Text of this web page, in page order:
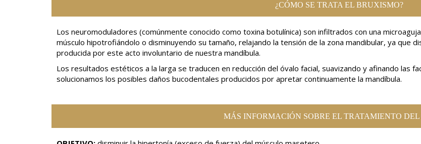
¿CÓMO SE TRATA EL BRUXISMO?
Los neuromoduladores (comúnmente conocido como toxina botulínica) son infiltrados con una
músculo hipotrofiándolo o disminuyendo su tamaño, relajando la tensión de la zona mandibular, ya que
producida por este acto involuntario de nuestra mandíbula.
Los resultados estéticos a la larga se traducen en reducción del óvalo facial, suavizando y afinando las
solucionamos los posibles daños bucodentales producidos por apretar continuamente la mandíbula.
MÁS INFORMACIÓN SOBRE EL TRATAMIENTO